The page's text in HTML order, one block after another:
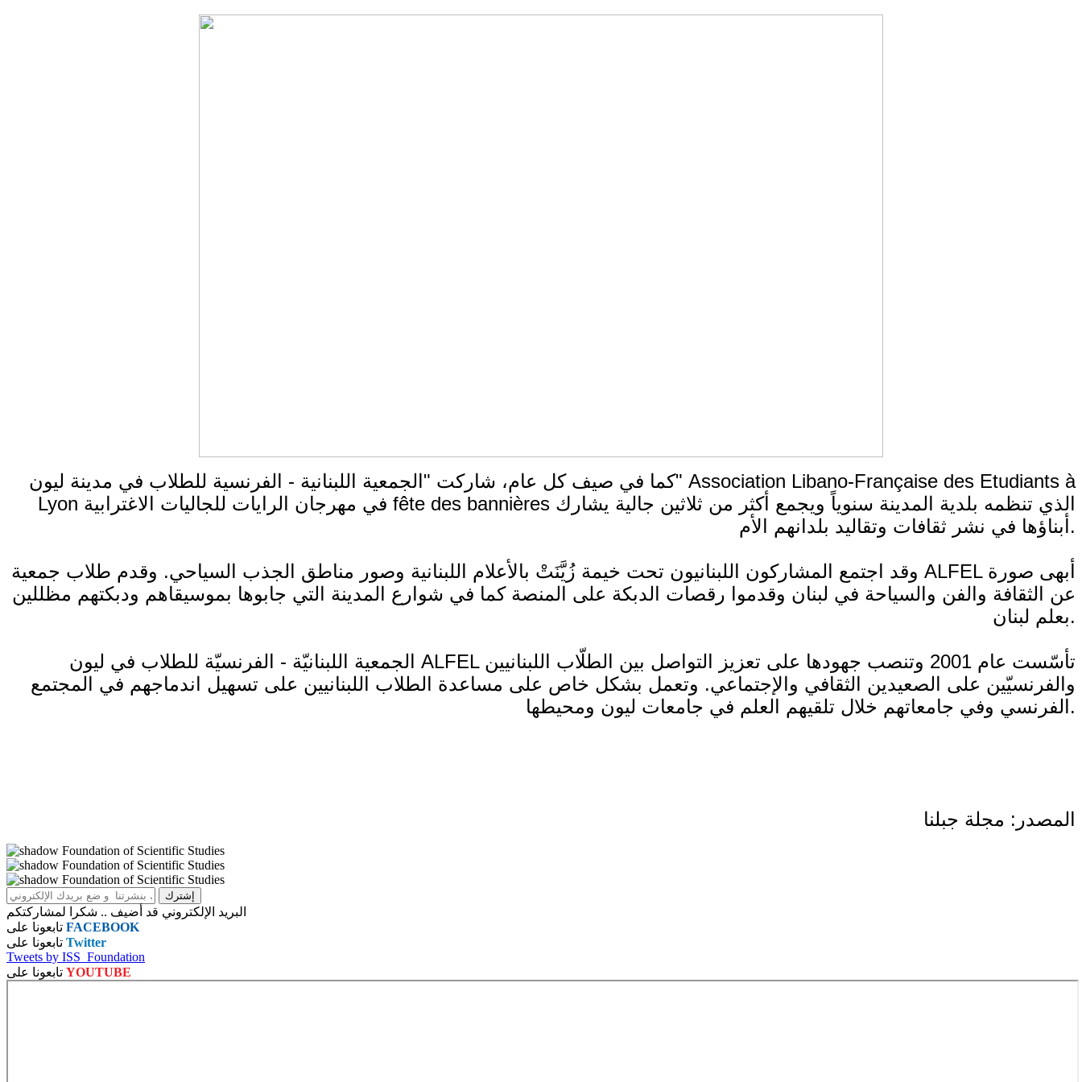
كما في صيف كل عام، شاركت "الجمعية اللبنانية - الفرنسية للطلاب في مدينة ليون" Association Libano-Française des Etudiants à
Lyon في مهرجان الرايات للجاليات الاغترابية fête des bannières الذي تنظمه بلدية المدينة سنوياً ويجمع أكثر من ثلاثين جالية يشارك
أبناؤها في نشر ثقافات وتقاليد بلدانهم الأم.
وقد اجتمع المشاركون اللبنانيون تحت خيمة زُيَّنَتْ بالأعلام اللبنانية وصور مناطق الجذب السياحي. وقدم طلاب جمعية ALFEL أبهى صورة
عن الثقافة والفن والسياحة في لبنان وقدموا رقصات الدبكة على المنصة كما في شوارع المدينة التي جابوها بموسيقاهم ودبكتهم مظللين
بعلم لبنان.
الجمعية اللبنانيّة - الفرنسيّة للطلاب في ليون ALFEL تأسّست عام 2001 وتنصب جهودها على تعزيز التواصل بين الطلّاب اللبنانيين
والفرنسيّين على الصعيدين الثقافي والإجتماعي. وتعمل بشكل خاص على مساعدة الطلاب اللبنانيين على تسهيل اندماجهم في المجتمع
الفرنسي وفي جامعاتهم خلال تلقيهم العلم في جامعات ليون ومحيطها.
المصدر: مجلة جبلنا
البريد الإلكتروني قد أضيف .. شكرا لمشاركتكم
FACEBOOK
Twitter
Tweets by ISS_Foundation
YOUTUBE